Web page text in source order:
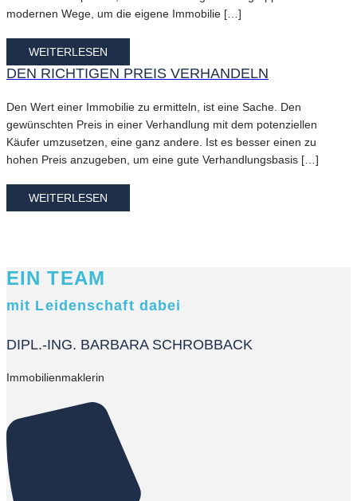
modernen Wege, um die eigene Immobilie […]
WEITERLESEN
DEN RICHTIGEN PREIS VERHANDELN
Den Wert einer Immobilie zu ermitteln, ist eine Sache. Den
gewünschten Preis in einer Verhandlung mit dem potenziellen
Käufer umzusetzen, eine ganz andere. Ist es besser einen zu
hohen Preis anzugeben, um eine gute Verhandlungsbasis […]
WEITERLESEN
EIN TEAM
mit Leidenschaft dabei
DIPL.-ING. BARBARA SCHROBBACK
Immobilienmaklerin